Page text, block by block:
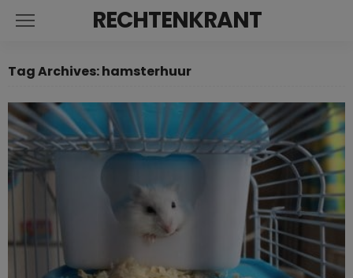
RECHTENKRANT
Tag Archives: hamsterhuur